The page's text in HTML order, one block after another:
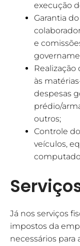
execução
Garantia
e
às
despesas
prédio/
outros;
Controle
veículos,
Já nos serviços
impostos da
necessários para